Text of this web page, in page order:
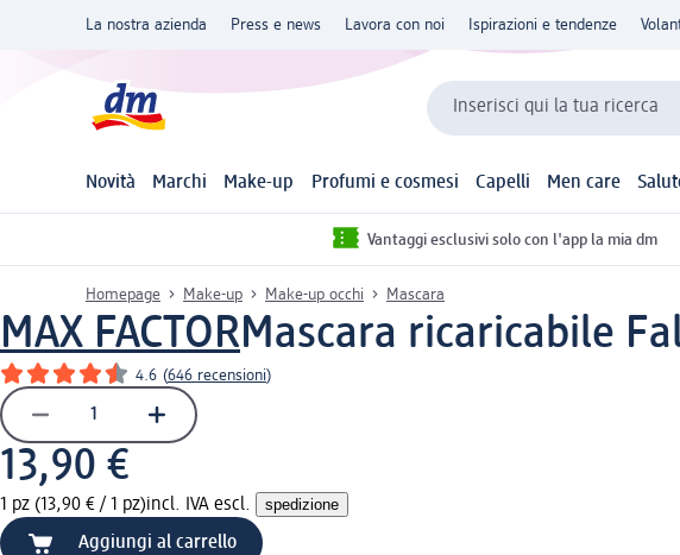
La nostra azienda Press e news Lavora con noi Ispirazioni e tendenze
Inserisci qui la tua ricerca
Novità Marchi Make-up Profumi e cosmesi Capelli Men care
Vantaggi esclusivi solo con l'app la mia dm
Homepage Make-up Make-up occhi Mascara
MAX FACTORMascara ricaricabile
4.6 (646 recensioni)
13,90 €
1 pz (13,90 € / 1 pz)incl. IVA escl. spedizione
Aggiungi al carrello